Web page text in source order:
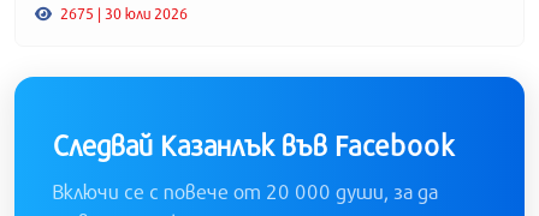
2675 | 30 юли 2026
Следвай Казанлък във Facebook
Включи се с повече от 20 000 души, за да